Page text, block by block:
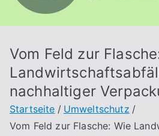
Vom Feld zur
nachhaltiger
Startseite
Umweltschutz
Vom Feld zur Flasche: Wie